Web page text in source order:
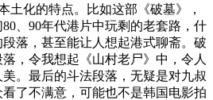
土化的特点。比如这部《破墓》，
、90年代港片中玩剩的老套路，什
落，甚至能让人想起港式聊斋。破
，令我想起《山村老尸》中，令人
。最后的斗法段落，无疑是对九叔
了不满意，可能也不是韩国电影拍